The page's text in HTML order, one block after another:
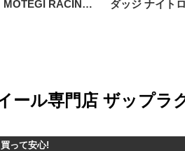
マスタング ｘ MOTEGI RACING MR274 SP10 18インチ
ール専門店 ザップラ
買って安心!